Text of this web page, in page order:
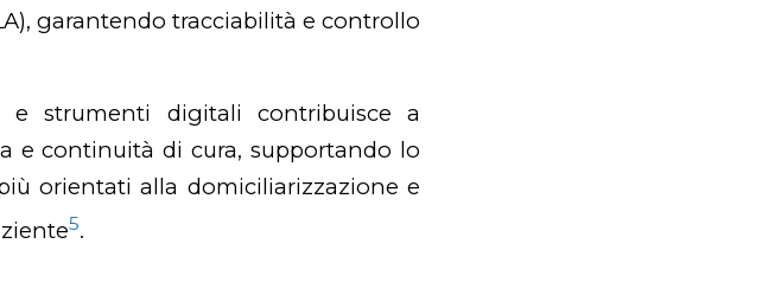
garantendo tracciabilità e controllo
e strumenti digitali contribuisce a
e continuità di cura, supportando lo
orientati alla domiciliarizzazione e
5.